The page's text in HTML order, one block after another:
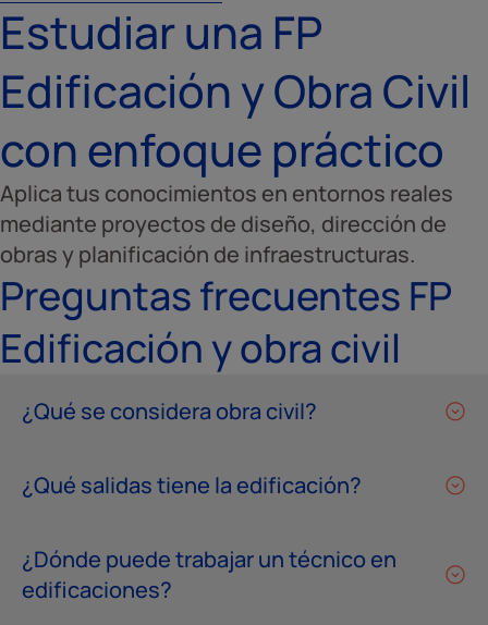
Estudiar una FP
Edificación y Obra Civil
con enfoque práctico
Aplica tus conocimientos en entornos reales
mediante proyectos de diseño, dirección de
obras y planificación de infraestructuras.
Preguntas frecuentes FP
Edificación y obra civil
¿Qué se considera obra civil?
¿Qué salidas tiene la edificación?
¿Dónde puede trabajar un técnico en
edificaciones?